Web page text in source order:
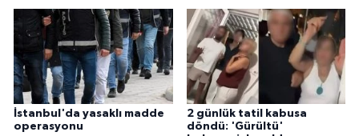
İstanbul'da yasaklı madde
operasyonu
2 günlük tatil kabusa
döndü: 'Gürültü'